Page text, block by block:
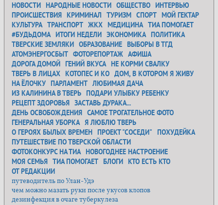
НОВОСТИ НАРОДНЫЕ НОВОСТИ ОБЩЕСТВО ИНТЕРВЬЮ
ПРОИСШЕСТВИЯ КРИМИНАЛ ТУРИЗМ СПОРТ МОЙ ГЕКТАР
КУЛЬТУРА ТРАНСПОРТ ЖКХ МЕДИЦИНА ТИА ПОМОГАЕТ
#БУДЬДОМА ИТОГИ НЕДЕЛИ ЭКОНОМИКА ПОЛИТИКА
ТВЕРСКИЕ ЗЕМЛЯКИ ОБРАЗОВАНИЕ ВЫБОРЫ В ТГД
АТОМЭНЕРГОСБЫТ ФОТОРЕПОРТАЖ АФИША
ДОРОГА ДОМОЙ ГЕНИЙ ВКУСА НЕ КОРМИ СВАЛКУ
ТВЕРЬ В ЛИЦАХ КОТОПЕС И КО ДОМ, В КОТОРОМ Я ЖИВУ
НА ЁЛОЧКУ ПАРЛАМЕНТ ЛЮБИМАЯ ДАЧА
ИЗ КАЛИНИНА В ТВЕРЬ ПОДАРИ УЛЫБКУ РЕБЕНКУ
РЕЦЕПТ ЗДОРОВЬЯ ЗАСТАВЬ ДУРАКА...
ДЕНЬ ОСВОБОЖДЕНИЯ САМОЕ ТРОГАТЕЛЬНОЕ ФОТО
ГЕНЕРАЛЬНАЯ УБОРКА Я ЛЮБЛЮ ТВЕРЬ
О ГЕРОЯХ БЫЛЫХ ВРЕМЕН ПРОЕКТ "СОСЕДИ"
ПОХУДЕЙКА
ПУТЕШЕСТВИЕ ПО ТВЕРСКОЙ ОБЛАСТИ
ФОТОКОНКУРС НА ТИА НОВОГОДНЕЕ НАСТРОЕНИЕ
МОЯ СЕМЬЯ ТИА ПОМОГАЕТ БЛОГИ КТО ЕСТЬ КТО
ОТ РЕДАКЦИИ
путеводитель по Улан-Удэ
чем можно мазать руки после укусов клопов
дезинфекция в очаге туберкулеза